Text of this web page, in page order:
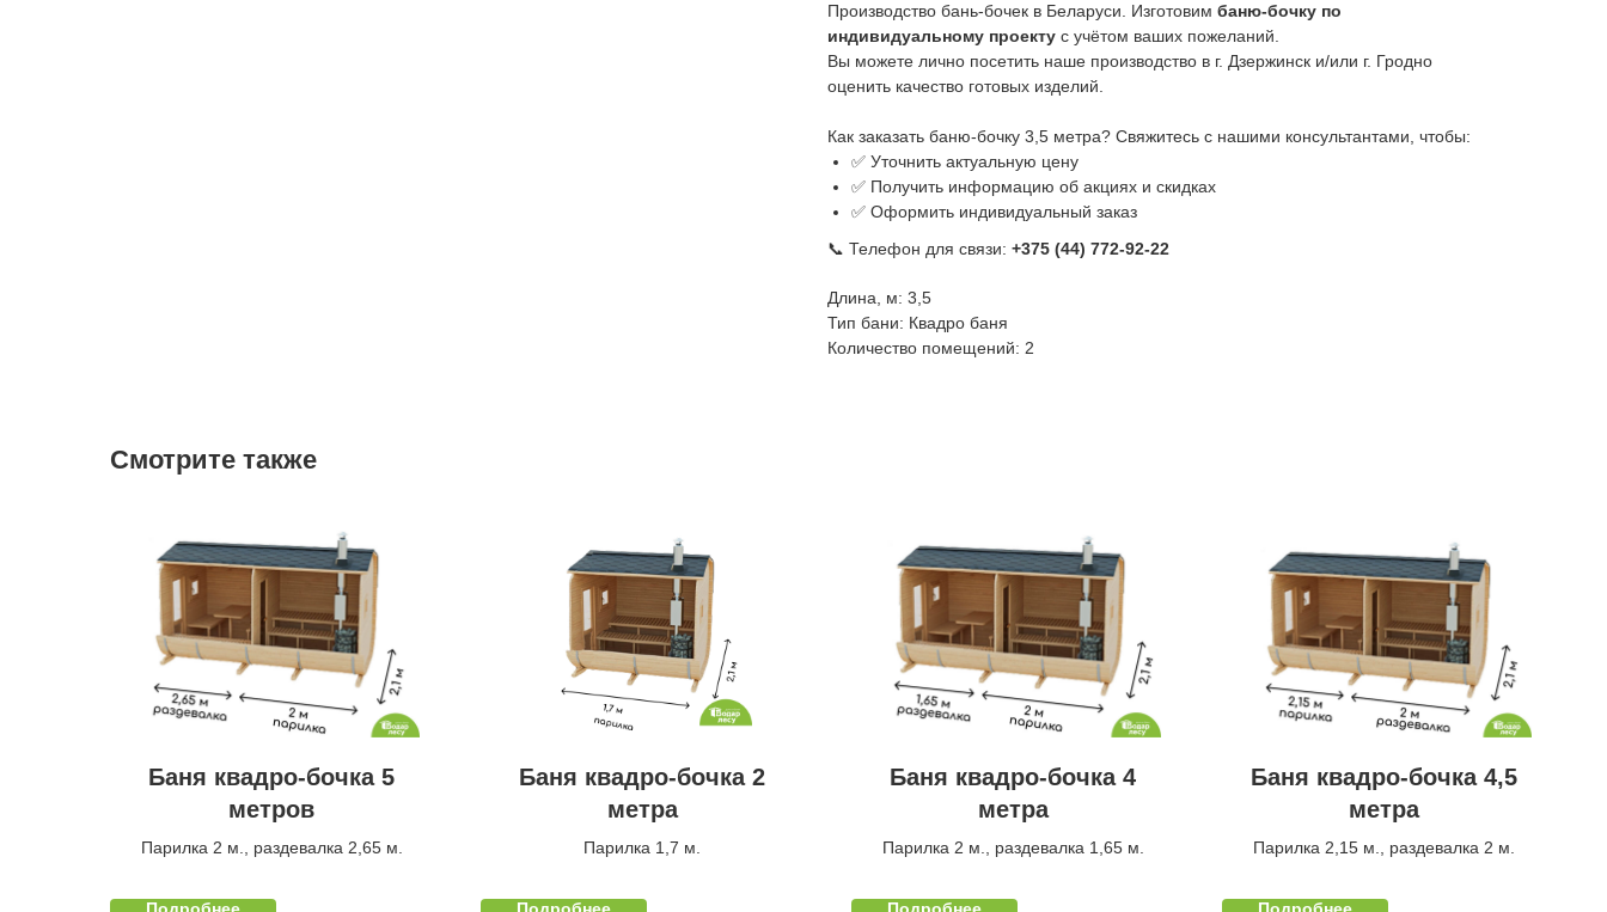
Производство бань-бочек в Беларуси. Изготовим баню-бочку по
индивидуальному проекту с учётом ваших пожеланий.
Вы можете лично посетить наше производство в г. Дзержинск и/или г. Гродно
оценить качество готовых изделий.
Как заказать баню-бочку 3,5 метра? Свяжитесь с нашими консультантами, чтобы:
✅ Уточнить актуальную цену
✅ Получить информацию об акциях и скидках
✅ Оформить индивидуальный заказ
📞 Телефон для связи: +375 (44) 772-92-22
Длина, м: 3,5
Тип бани: Квадро баня
Количество помещений: 2
Смотрите также
Баня квадро-бочка 5
метров
Парилка 2 м., раздевалка 2,65 м.
Подробнее
Баня квадро-бочка 2
метра
Парилка 1,7 м.
Подробнее
Баня квадро-бочка 4
метра
Парилка 2 м., раздевалка 1,65 м.
Подробнее
Баня квадро-бочка 4,5
метра
Парилка 2,15 м., раздевалка 2 м.
Подробнее